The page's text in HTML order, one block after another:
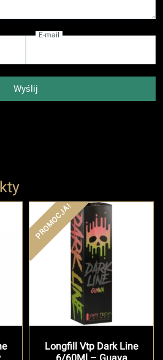
E-mail
Wyślij
PROMOCJA!
Longfill Vtp Dark Line